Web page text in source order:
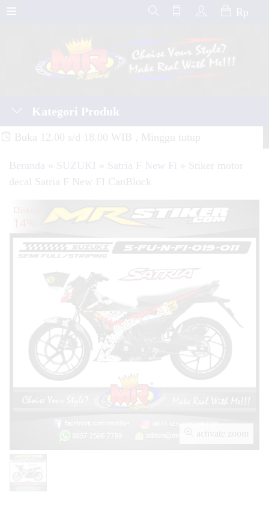
Rp
Kategori Produk
Buka 12.00 s/d 18.00 WIB , Minggu tutup
Beranda » SUZUKI » Satria F New Fi » Stiker motor
decal Satria F New FI CanBlock
activate zoom